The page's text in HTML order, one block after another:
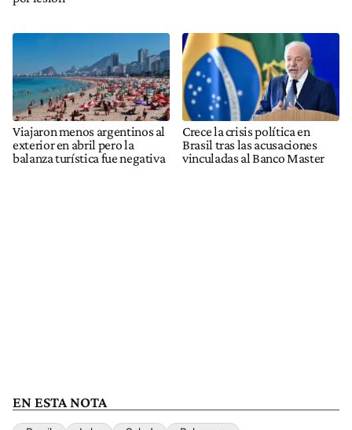
Viajaron menos argentinos al
exterior en abril pero la
balanza turística fue negativa
Crece la crisis política en
Brasil tras las acusaciones
vinculadas al Banco Master
EN ESTA NOTA